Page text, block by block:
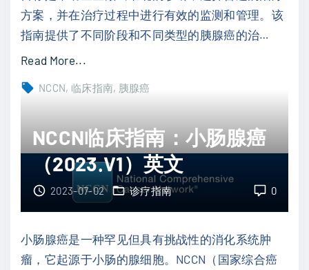
英
文
方案，并在治疗过程中进行有效的监测和管理。该
指南提供了不同阶段和不同类型的胰腺癌的治…
Read More..."
N
N
临
指
：
胰
NCCN 临床指南 胰腺癌
NCCN临床指南：小肠腺癌
（2023.V1）英文
0
2023-07-02 诊疗指南
小肠腺癌是一种罕见但具有挑战性的消化系统肿
瘤，它起源于小肠的腺细胞。NCCN（国家综合癌